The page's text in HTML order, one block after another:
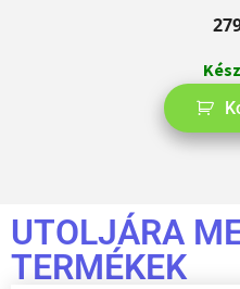
UTOLJÁRA
TERMÉKEK